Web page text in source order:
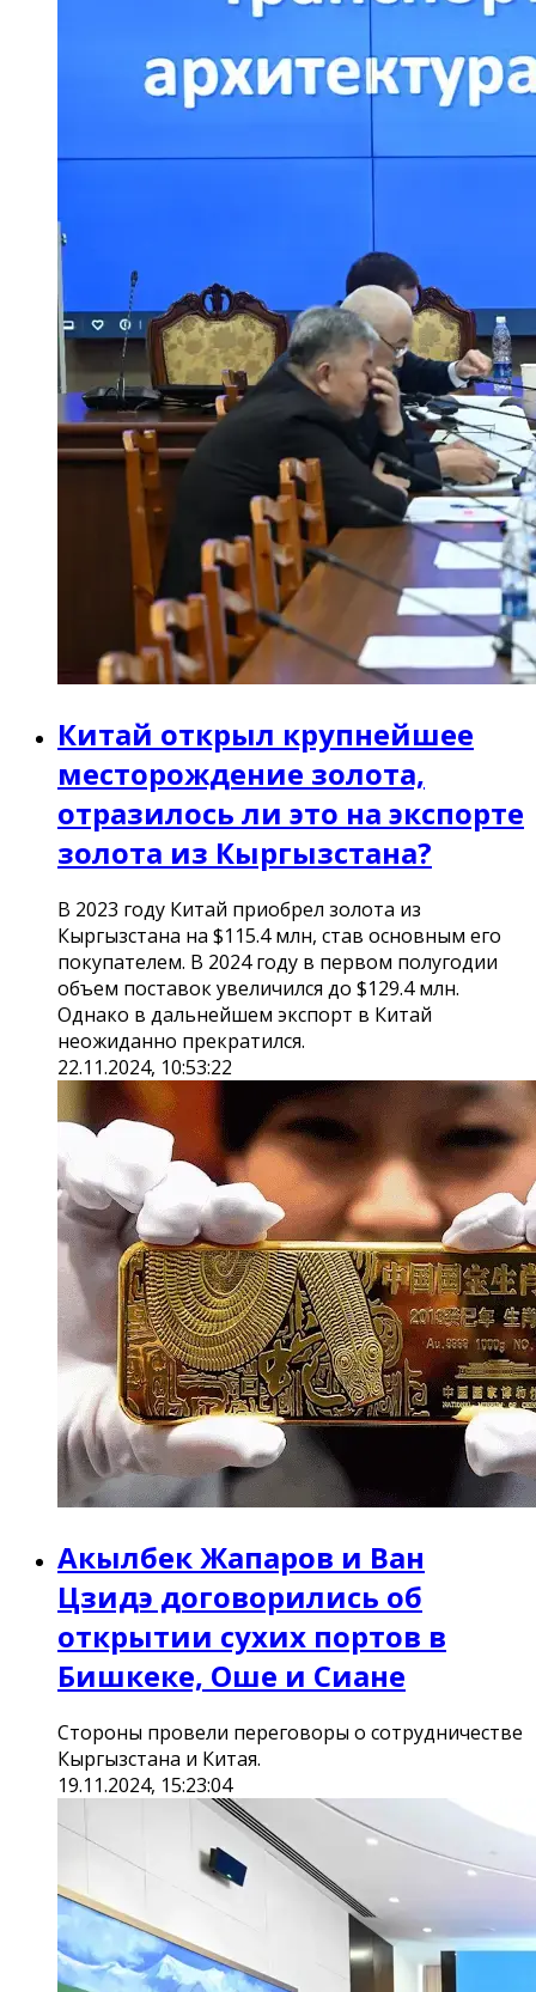
Китай открыл крупнейшее
месторождение золота,
отразилось ли это на экспорте
золота из Кыргызстана?
В 2023 году Китай приобрел золота из
Кыргызстана на $115.4 млн, став основным его
покупателем. В 2024 году в первом полугодии
объем поставок увеличился до $129.4 млн.
Однако в дальнейшем экспорт в Китай
неожиданно прекратился.
22.11.2024, 10:53:22
Акылбек Жапаров и Ван
Цзидэ договорились об
открытии сухих портов в
Бишкеке, Оше и Сиане
Стороны провели переговоры о сотрудничестве
Кыргызстана и Китая.
19.11.2024, 15:23:04